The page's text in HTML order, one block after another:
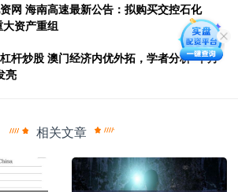
网 海南高速最新公告：拟购买交控石化
资产重组
杆炒股 澳门经济内优外拓，学者分析“十月
亮
相关文章